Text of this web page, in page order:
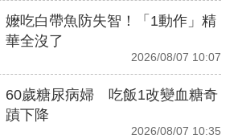
嬤吃白帶魚防失智！「1動作」精
華全沒了
2026/08/07 10:07
60歲糖尿病婦 吃飯1改變血糖奇
蹟下降
2026/08/07 10:35